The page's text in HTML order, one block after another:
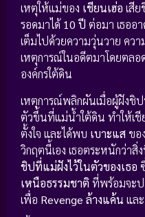
เหตุให้แม่ของ เชียนเฮ่อ เสี
รอดมาได้10 ปี ต่อมา เธออ
เต็มไปด้วยความวุ่นวาย คว
เหตุการณ์ในอดีตมาโดยตลอ
องค์กรใต้ดิน
เหตุการณ์พลิกผันเมื่อผู้ฝังชิ
ตัวขึ้นที่แม่น้ำใต้ดิน ทำให้เชี
ตั้งใจ และได้พบ เบาะแสขอ
วิกฤตนี้เอง เธอตระหนักว่าสิ่
ชิปที่แม่ฝังไว้ในตัวของเธอ
เหนือธรรมชาติที่พร้อมจะป
เพื่อ Revenge ล้างแค้น แล